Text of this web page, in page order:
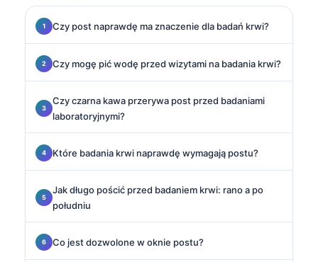
Czy post naprawdę ma znaczenie dla badań krwi?
Czy mogę pić wodę przed wizytami na badania krwi?
Czy czarna kawa przerywa post przed badaniami
laboratoryjnymi?
Które badania krwi naprawdę wymagają postu?
Jak długo pościć przed badaniem krwi: rano a po
południu
Co jest dozwolone w oknie postu?